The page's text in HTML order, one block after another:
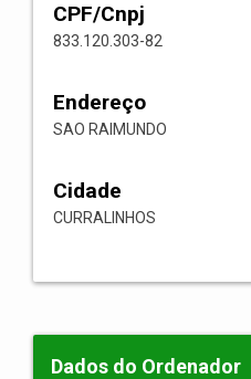
CPF/Cnpj
833.120.303-82
Endereço
SAO RAIMUNDO
Cidade
CURRALINHOS
Dados do Ordenador